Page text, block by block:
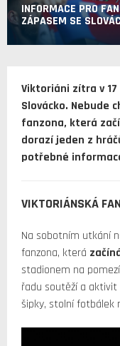
INFORMACE PRO
ZÁPASEM SE
Viktoriáni zítra v 17
Slovácko. Nebude
fanzona, která
dorazí jeden z
potřebné
VIKTORIÁNSKÁ
Na sobotním utkání
fanzona, která
stadionem na
řadu soutěží a
šipky, stolní fotbálek